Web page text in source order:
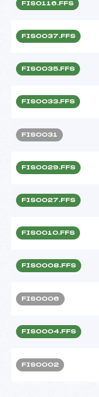
FIS0116.FFS
FIS0037.FFS
FIS0035.FFS
FIS0033.FFS
FIS0031
FIS0029.FFS
FIS0027.FFS
FIS0010.FFS
FIS0008.FFS
FIS0006
FIS0004.FFS
FIS0002